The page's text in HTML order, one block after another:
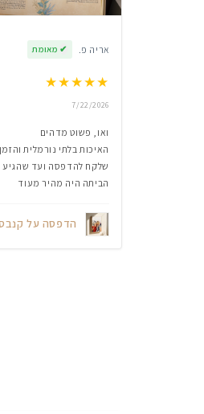
אריה פ. ✔ מאומת
★★★★★
7/22/2026
ואו, פשוט מדהים
האיכות בלתי נורמלית והזמן
שלקח להדפסה ועד שהגיע
הביתה היה מהיר מעוד
הדפסה על